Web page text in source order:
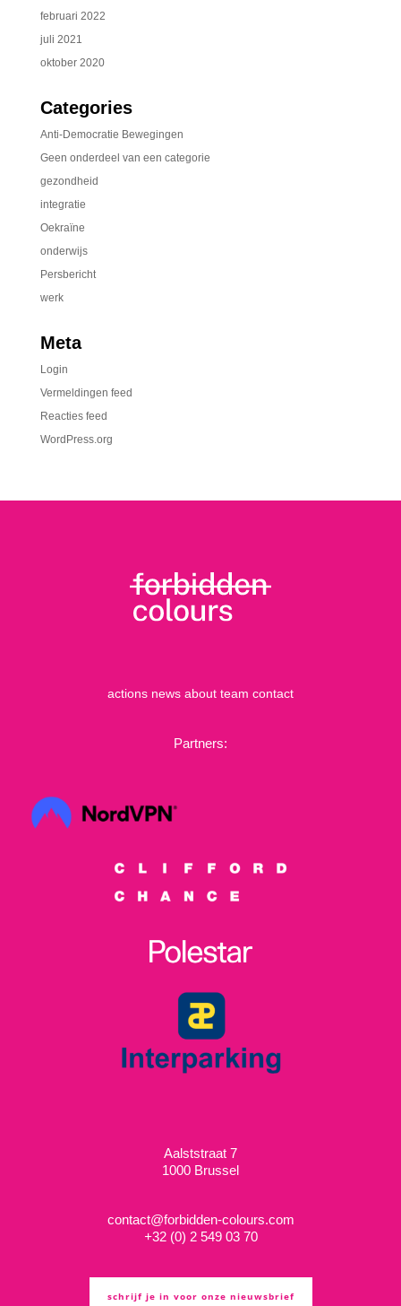
februari 2022
juli 2021
oktober 2020
Categories
Anti-Democratie Bewegingen
Geen onderdeel van een categorie
gezondheid
integratie
Oekraïne
onderwijs
Persbericht
werk
Meta
Login
Vermeldingen feed
Reacties feed
WordPress.org
actions news about team contact
Partners:
Aalststraat 7
1000 Brussel
contact@forbidden-colours.com
+32 (0) 2 549 03 70
schrijf je in voor onze nieuwsbrief